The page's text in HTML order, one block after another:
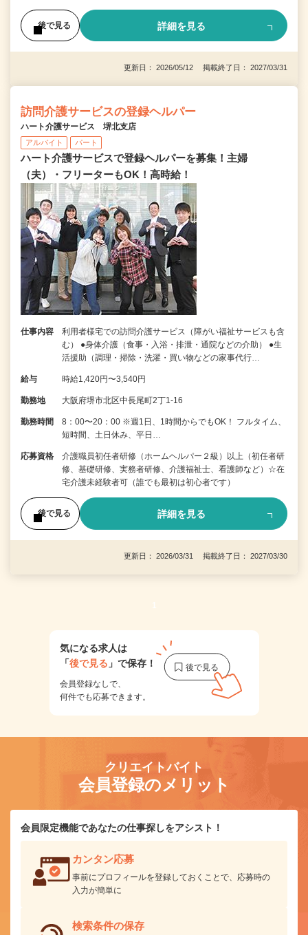
後で見る 詳細を見る
更新日： 2026/05/12 掲載終了日： 2027/03/31
訪問介護サービスの登録ヘルパー
ハート介護サービス 堺北支店
アルバイト パート
ハート介護サービスで登録ヘルパーを募集！主婦
（夫）・フリーターもOK！高時給！
仕事内容
利用者様宅での訪問介護サービス（障がい福祉サービスも含
む） ●身体介護（食事・入浴・排泄・通院などの介助） ●生
活援助（調理・掃除・洗濯・買い物などの家事代行…
給与 時給1,420円〜3,540円
勤務地 大阪府堺市北区中長尾町2丁1-16
勤務時間
8：00〜20：00 ※週1日、1時間からでもOK！ フルタイム、
短時間、土日休み、平日…
応募資格
介護職員初任者研修（ホームヘルパー２級）以上（初任者研
修、基礎研修、実務者研修、介護福祉士、看護師など）☆在
宅介護未経験者可（誰でも最初は初心者です）
後で見る 詳細を見る
更新日： 2026/03/31 掲載終了日： 2027/03/30
1
気になる求人は
「後で見る 」で保存！
会員登録なしで、
何件でも応募できます。
クリエイトバイト
会員登録のメリット
会員限定機能であなたの仕事探しをアシスト！
カンタン応募
事前にプロフィールを登録しておくことで、応募時の
入力が簡単に
検索条件の保存